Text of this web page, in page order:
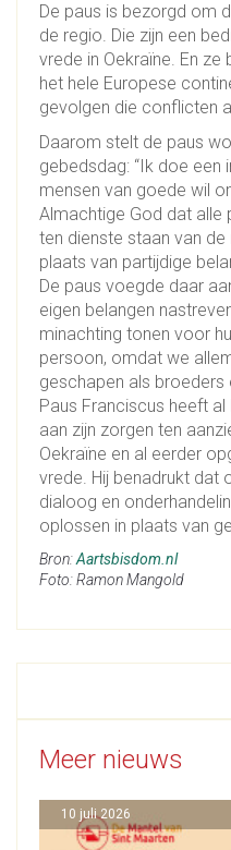
De paus is bezorgd om
de regio. Die zijn een
vrede in Oekraïne. En ze
het hele Europese
gevolgen die conflicten
Daarom stelt de paus
gebedsdag: “Ik doe een
mensen van goede wil
Almachtige God dat alle
ten dienste staan van
plaats van partijdige
De paus voegde daar
eigen belangen
minachting tonen voor
persoon, omdat we
geschapen als broeders
Paus Franciscus heeft
aan zijn zorgen ten
Oekraïne en al eerder
vrede. Hij benadrukt dat
dialoog en
oplossen in plaats van
Bron:Aartsbisdom.nl
Foto: Ramon Mangold
Meer nieuws
10 juli 2026